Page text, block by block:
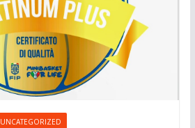
UNCATEGORIZED